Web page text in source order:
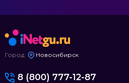
Город: Новосибирск
8 (800) 777-12-87